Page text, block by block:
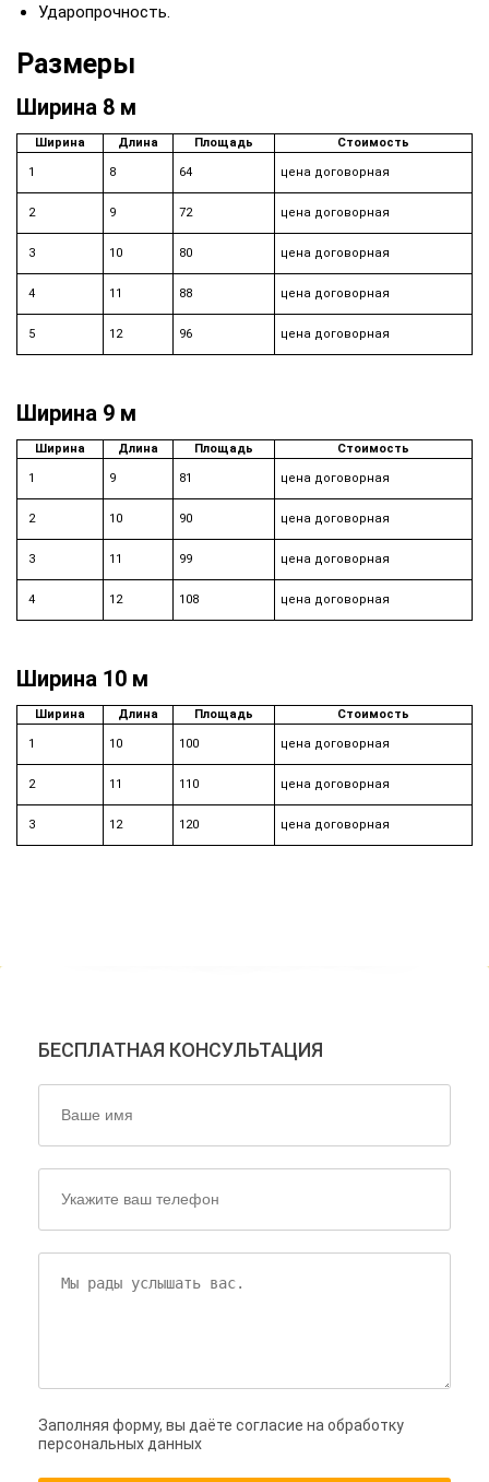
Ударопрочность.
Размеры
Ширина 8 м
Ширина Длина Площадь Стоимость
1 8 64 цена договорная
2 9 72 цена договорная
3 10 80 цена договорная
4 11 88 цена договорная
5 12 96 цена договорная
Ширина 9 м
Ширина Длина Площадь Стоимость
1 9 81 цена договорная
2 10 90 цена договорная
3 11 99 цена договорная
4 12 108 цена договорная
Ширина 10 м
Ширина Длина Площадь Стоимость
1 10 100 цена договорная
2 11 110 цена договорная
3 12 120 цена договорная
БЕСПЛАТНАЯ КОНСУЛЬТАЦИЯ
Заполняя форму, вы даёте согласие на обработку
персональных данных